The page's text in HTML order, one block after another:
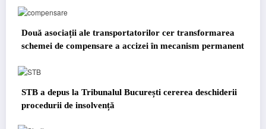
Două asociații ale transportatorilor cer transformarea
schemei de compensare a accizei în mecanism permanent
STB a depus la Tribunalul București cererea deschiderii
procedurii de insolvență